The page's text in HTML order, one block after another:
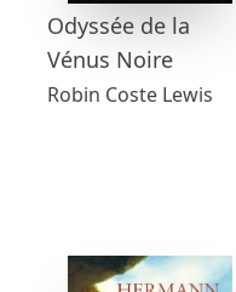
Odyssée de la
Vénus Noire
Robin Coste Lewis